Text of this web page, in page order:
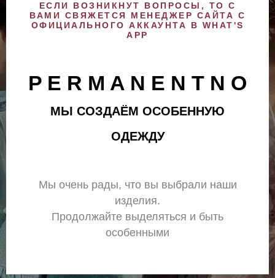
ЕСЛИ ВОЗНИКНУТ ВОПРОСЫ, ТО С
ВАМИ СВЯЖЕТСЯ МЕНЕДЖЕР САЙТА С
ОФИЦИАЛЬНОГО АККАУНТА В WHAT'S
APP
P E R M A N E N T N O
МЫ СОЗДАЁМ ОСОБЕННУЮ
ОДЕЖДУ
Мы очень рады, что вы выбрали наши
изделия.
Продолжайте выделяться и быть
особенными